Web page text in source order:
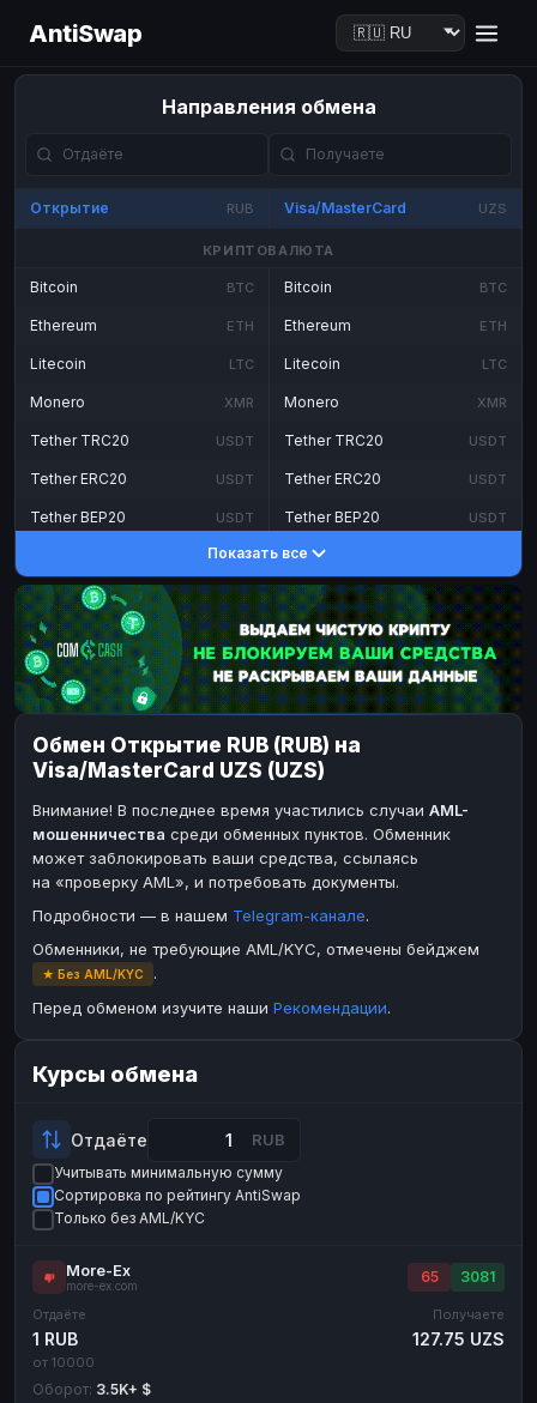
AntiSwap
Направления обмена
Открытие RUB Visa/MasterCard UZS
КРИПТОВАЛЮТА
Bitcoin BTC
Ethereum ETH
Litecoin LTC
Monero XMR
Tether TRC20 USDT
Tether ERC20 USDT
Tether BEP20 USDT
DASH
Toncoin TON
Dogecoin DOGE
TRX TRON
Bitcoin Cash BCH
BinanceCoin BEP20
Ether Classic
SOL
Ripple XRP
Bitcoin BTC
Ethereum ETH
Litecoin LTC
Monero XMR
Tether TRC20 USDT
Tether ERC20 USDT
Tether BEP20 USDT
DASH
Toncoin TON
Dogecoin DOGE
TRX TRON
Bitcoin Cash BCH
BinanceCoin
Ether Classic
Ripple
Paxum USD
Perfect Money
Payoneer USD
ЮMoney RUB
Paxum
Payoneer
ЮMoney
БАЛАНСЫ КРИПТОБИРЖ
Binance
СБЕР
Альфа-Банк
Райффайзен
RUB
RUB
Показать все
Обмен Открытие RUB (RUB) на
Visa/MasterCard UZS (UZS)
Внимание! В последнее время участились случаи AML-
мошенничества среди обменных пунктов. Обменник
может заблокировать ваши средства, ссылаясь
на «проверку AML», и потребовать документы.
Подробности — в нашем Telegram-канале.
Обменники, не требующие AML/KYC, отмечены бейджем
★ Без AML/KYC
.
Перед обменом изучите наши Рекомендации.
Курсы обмена
Отдаёте RUB
Учитывать минимальную сумму
Сортировка по рейтингу AntiSwap
Только без AML/KYC
More-Ex
more-ex.com
65 3081
Отдаёте
1 RUB
от 10000
Получаете
127.75 UZS
Оборот: 3.5K+ $